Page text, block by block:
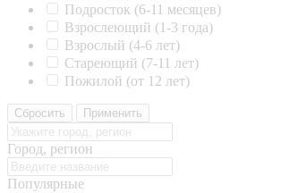
Подросток (6-11 месяцев)
Взрослеющий (1-3 года)
Взрослый (4-6 лет)
Стареющий (7-11 лет)
Пожилой (от 12 лет)
Сбросить Применить
Город, регион
Популярные